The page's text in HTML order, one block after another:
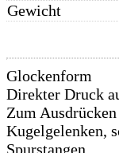
Gewicht
Glockenform
Direkter Druck
Zum
Kugelgelenken,
Spurstangen.